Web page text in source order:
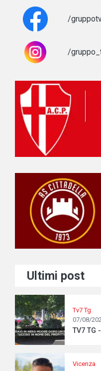
/
/
Ultimi post
Tv7 Tg
07/08/
TV7 TG
Vicenza